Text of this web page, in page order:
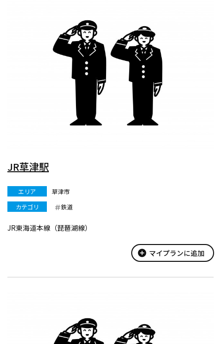
JR草津駅
エリア
草津市
カテゴリ
鉄道
JR東海道本線（琵琶湖線）
add_circle マイプランに追加